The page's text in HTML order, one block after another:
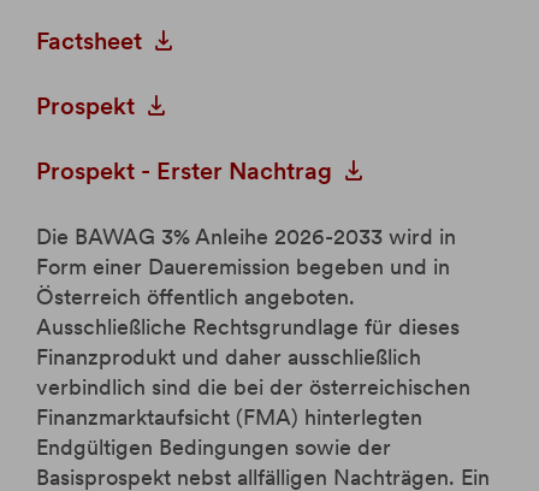
Factsheet
Prospekt
Prospekt - Erster Nachtrag
Die BAWAG 3% Anleihe 2026-2033 wird in
Form einer Daueremission begeben und in
Österreich öffentlich angeboten.
Ausschließliche Rechtsgrundlage für dieses
Finanzprodukt und daher ausschließlich
verbindlich sind die bei der österreichischen
Finanzmarktaufsicht (FMA) hinterlegten
Endgültigen Bedingungen sowie der
Basisprospekt nebst allfälligen Nachträgen. Ein